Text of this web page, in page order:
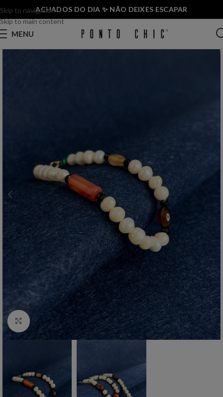
Skip to navigation
Skip to main content
ACHADOS DO DIA ✨ NÃO DEIXES ESCAPAR
MENU
Click to enlarge